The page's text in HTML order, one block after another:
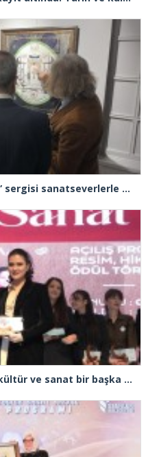
“İstanbul’da Tasavvufi Hayat” sergisi sanatseverlerle buluştu
İsmet Yıldırım, “Ümraniye’de kültür ve sanat bir başka yaşanıyor”